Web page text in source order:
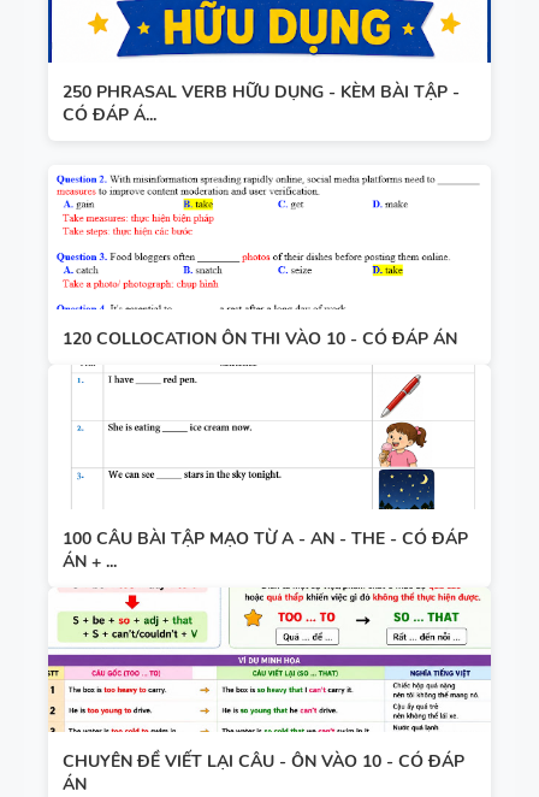
250 PHRASAL VERB HỮU DỤNG - KÈM BÀI TẬP -
CÓ ĐÁP Á...
120 COLLOCATION ÔN THI VÀO 10 - CÓ ĐÁP ÁN
100 CÂU BÀI TẬP MẠO TỪ A - AN - THE - CÓ ĐÁP
ÁN + ...
CHUYÊN ĐỀ VIẾT LẠI CÂU - ÔN VÀO 10 - CÓ ĐÁP
ÁN